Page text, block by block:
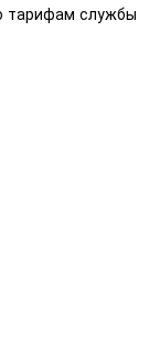
тарифам службы